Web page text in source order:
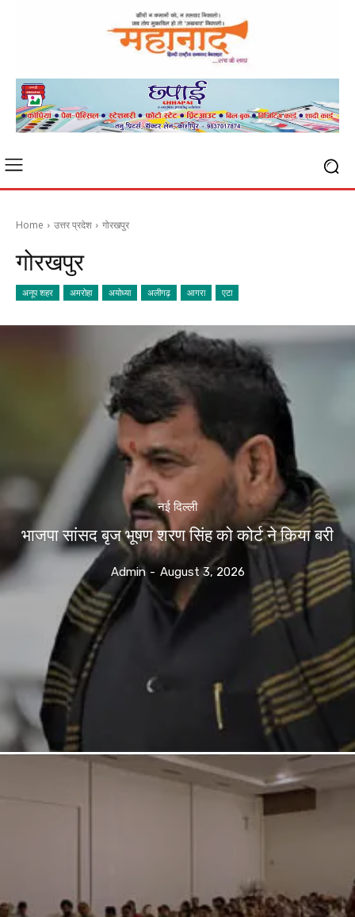
Home उत्तर प्रदेश गोरखपुर
गोरखपुर
अनूप शहर अमरोहा अयोध्या अलीगढ़ आगरा एटा
नई दिल्ली
भाजपा सांसद बृज भूषण शरण सिंह को कोर्ट ने किया बरी
Admin - August 3, 2026